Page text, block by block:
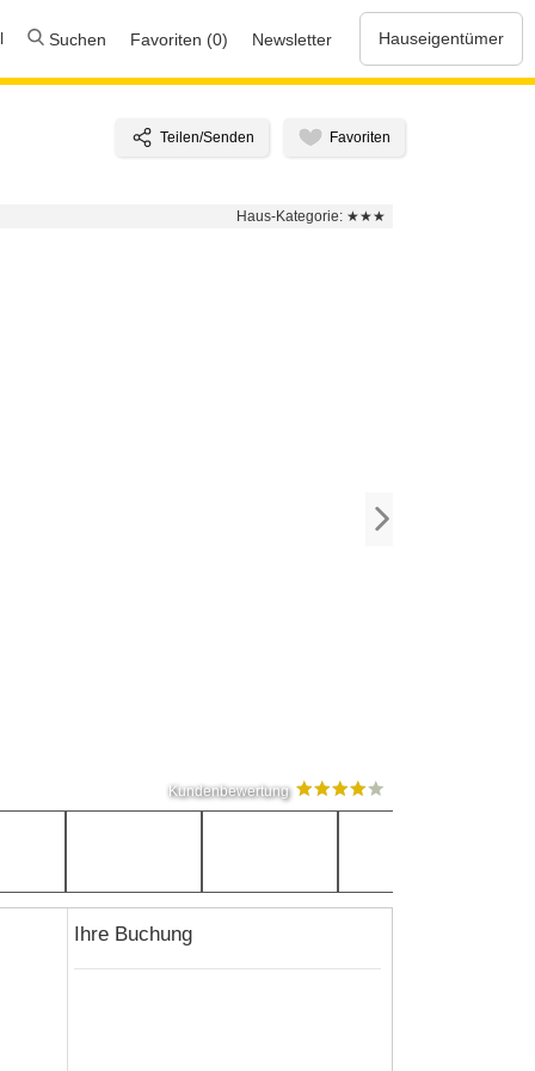
Suchen Favoriten (0) Newsletter Hauseigentümer
Haus-Kategorie: ★★★
Kundenbewertung
Ihre Buchung